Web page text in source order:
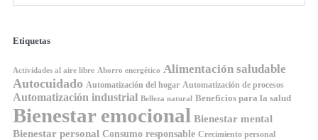
Etiquetas
Actividades al aire libre Ahorro energético Alimentación saludable
Autocuidado Automatización del hogar Automatización de procesos
Automatización industrial Belleza natural Beneficios para la salud
Bienestar emocional Bienestar mental
Bienestar personal Consumo responsable Crecimiento personal